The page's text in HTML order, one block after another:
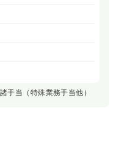
手当（特殊業務手当他）